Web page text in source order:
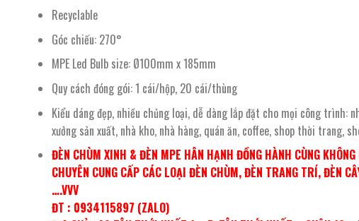
Recyclable
Góc chiếu: 270°
MPE Led Bulb size: Ø100mm x 185mm
Quy cách đóng gói: 1 cái/hộp, 20 cái/thùng
Kiểu dáng đẹp, nhiều chủng loại, dễ dàng lắp đặt cho mọi công trình:
xưởng sản xuất, nhà kho, nhà hàng, quán ăn, coffee, shop thời trang,
ĐÈN CHÙM XINH & ĐÈN MPE HÂN HẠNH ĐỒNG HÀNH CÙNG
CHUYÊN CUNG CẤP CÁC LOẠI ĐÈN CHÙM, ĐÈN TRANG TRÍ, ĐÈN
….VVV
ĐT : 0934115897 (ZALO)